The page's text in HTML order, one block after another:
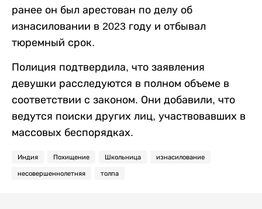
ранее он был арестован по делу об
изнасиловании в 2023 году и отбывал
тюремный срок.
Полиция подтвердила, что заявления
девушки расследуются в полном объеме в
соответствии с законом. Они добавили, что
ведутся поиски других лиц, участвовавших в
массовых беспорядках.
Индия Похищение Школьница изнасилование
несовершеннолетняя толпа